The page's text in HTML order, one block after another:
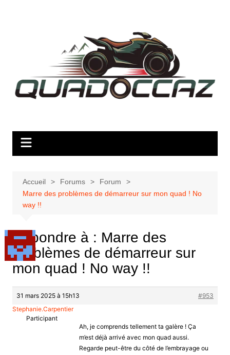
Accueil Forums
Forum
Marre des problèmes de démarreur sur mon quad ! No
way !!
Répondre à : Marre des
problèmes de démarreur sur
mon quad ! No way !!
31 mars 2025 à 15h13
#953
Stephanie.Carpentier
Participant
Ah, je comprends tellement ta galère ! Ça
m’est déjà arrivé avec mon quad aussi.
Regarde peut-être du côté de l’embrayage ou